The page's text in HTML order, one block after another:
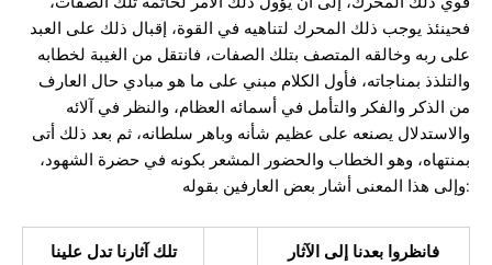
فحينئذ يوجب ذلك المحرك لتناهيه في القوة، إقبال ذلك على العبد
على ربه وخالقه المتصف بتلك الصفات، فانتقل من الغيبة لخطابه
والتلذذ بمناجاته، فأول الكلام مبني على ما هو مبادي حال العارف
من الذكر والفكر والتأمل في أسمائه العظام، والنظر في آلائه
والاستدلال يصنعه على عظيم شأنه وباهر سلطانه، ثم بعد ذلك أتى
بمنتهاه، وهو الخطاب والحضور المشعر بكونه في حضرة الشهود،
وإلى هذا المعنى أشار بعض العارفين بقوله:
تلك آثارنا تدل علينا فانظروا بعدنا إلى الآثار